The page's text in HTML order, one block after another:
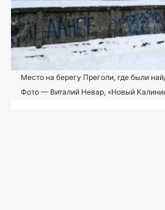
Место на берегу Преголи, где были
Фото — Виталий Невар, «Новый